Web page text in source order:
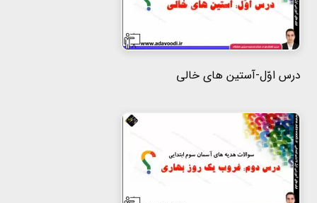
هفتم
درس اوّل-آستین های خالی